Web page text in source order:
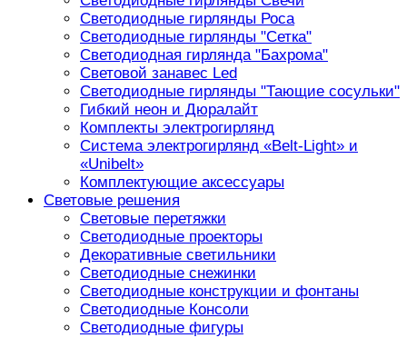
Светодиодные гирлянды Роса
Светодиодные гирлянды "Сетка"
Светодиодная гирлянда "Бахрома"
Световой занавес Led
Светодиодные гирлянды "Тающие сосульки"
Гибкий неон и Дюралайт
Комплекты электрогирлянд
Система электрогирлянд «Belt-Light» и
«Unibelt»
Комплектующие аксессуары
Световые решения
Световые перетяжки
Светодиодные проекторы
Декоративные светильники
Светодиодные снежинки
Светодиодные конструкции и фонтаны
Светодиодные Консоли
Светодиодные фигуры